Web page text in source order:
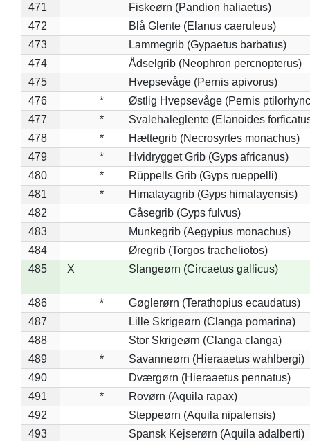
471
Fiskeørn (Pandion haliaetus)
472
Blå Glente (Elanus caeruleus)
473
Lammegrib (Gypaetus barbatus)
474
Ådselgrib (Neophron percnopterus)
475
Hvepsevåge (Pernis apivorus)
476
*
Østlig Hvepsevåge (Pernis
477
*
Svalehaleglente (Elanoides
478
*
Hættegrib (Necrosyrtes monachus)
479
*
Hvidrygget Grib (Gyps africanus)
480
*
Rüppells Grib (Gyps rueppelli)
481
*
Himalayagrib (Gyps himalayensis)
482
Gåsegrib (Gyps fulvus)
483
Munkegrib (Aegypius monachus)
484
Øregrib (Torgos tracheliotos)
485
X Slangeørn (Circaetus gallicus)
486 *
Gøglerørn (Terathopius ecaudatus)
487
Lille Skrigeørn (Clanga pomarina)
488
Stor Skrigeørn (Clanga clanga)
489
*
Savanneørn (Hieraaetus wahlbergi)
490
Dværgørn (Hieraaetus pennatus)
491
*
Rovørn (Aquila rapax)
492
Steppeørn (Aquila nipalensis)
493
Spansk Kejserørn (Aquila adalberti)